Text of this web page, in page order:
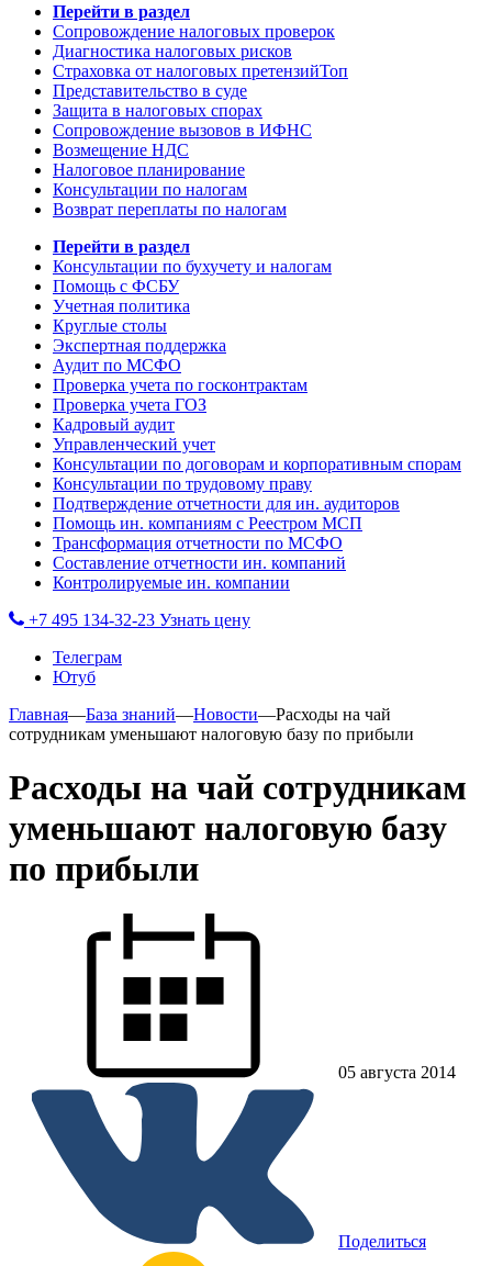
Перейти в раздел
Сопровождение налоговых проверок
Диагностика налоговых рисков
Страховка от налоговых претензийТоп
Представительство в суде
Защита в налоговых спорах
Сопровождение вызовов в ИФНС
Возмещение НДС
Налоговое планирование
Консультации по налогам
Возврат переплаты по налогам
Перейти в раздел
Консультации по бухучету и налогам
Помощь с ФСБУ
Учетная политика
Круглые столы
Экспертная поддержка
Аудит по МСФО
Проверка учета по госконтрактам
Проверка учета ГОЗ
Кадровый аудит
Управленческий учет
Консультации по договорам и корпоративным спорам
Консультации по трудовому праву
Подтверждение отчетности для ин. аудиторов
Помощь ин. компаниям с Реестром МСП
Трансформация отчетности по МСФО
Составление отчетности ин. компаний
Контролируемые ин. компании
+7 495 134-32-23 Узнать цену
Телеграм
Ютуб
Главная—База знаний—Новости—Расходы на чай
сотрудникам уменьшают налоговую базу по прибыли
Расходы на чай сотрудникам
уменьшают налоговую базу
по прибыли
05 августа 2014
Поделиться